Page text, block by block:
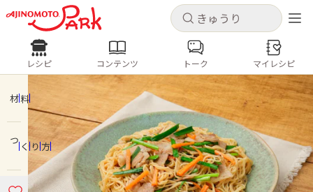
キャンセル
ログインするとレシピを保存できます
ログイン 新規登録
ホーム
キャンセル
レシピ コンテンツ
人気の食材・レシピ
きゅうり なす トマト
とうもろこし
ピーマン
みょうが ゴーヤ
レシピ コンテンツ トーク マイレシピ
材料
つくり方